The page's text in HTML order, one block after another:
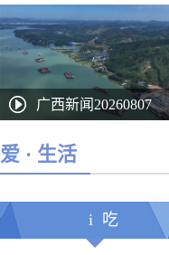
广西新闻20260807
爱 · 生活
i 吃